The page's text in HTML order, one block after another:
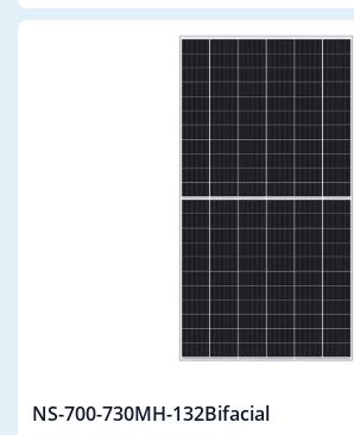
NS-700-730MH-132Bifacial